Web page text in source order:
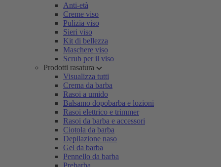
Anti-età
Creme viso
Pulizia viso
Sieri viso
Kit di bellezza
Maschere viso
Scrub per il viso
Prodotti rasatura
Visualizza tutti
Crema da barba
Rasoi a umido
Balsamo dopobarba e lozioni
Rasoi elettrico e trimmer
Rasoi da barba e accessori
Ciotola da barba
Depilazione naso
Gel da barba
Pennello da barba
Prebarba